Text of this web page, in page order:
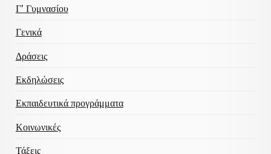
Γ' Γυμνασίου
Γενικά
Δράσεις
Εκδηλώσεις
Εκπαιδευτικά προγράμματα
Κοινωνικές
Τάξεις